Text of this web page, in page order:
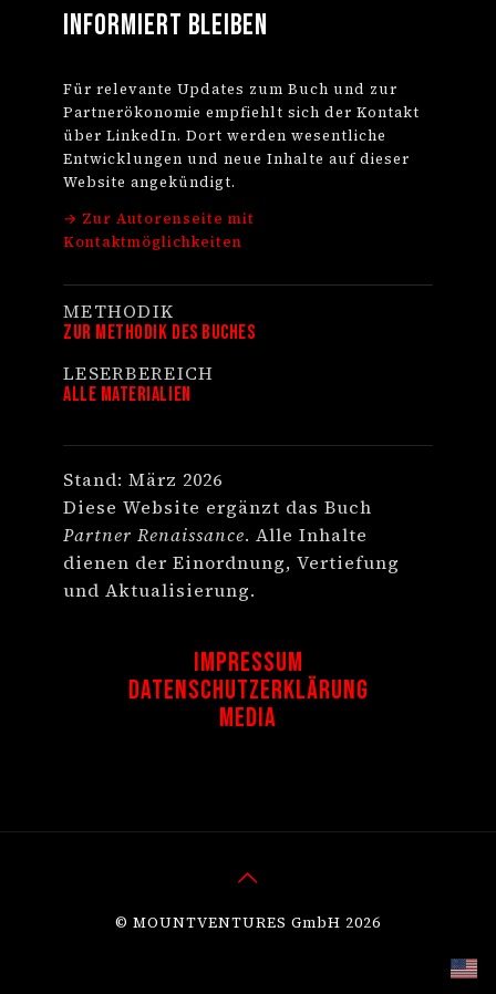
informiert bleiben
Für relevante Updates zum Buch und zur
Partnerökonomie empfiehlt sich der Kontakt
über LinkedIn. Dort werden wesentliche
Entwicklungen und neue Inhalte auf dieser
Website angekündigt.
→ Zur Autorenseite mit
Kontaktmöglichkeiten
METHODIK
Zur Methodik des Buches
LESERBEREICH
Alle Materialien
Stand: März 2026
Diese Website ergänzt das Buch
Partner Renaissance. Alle Inhalte
dienen der Einordnung, Vertiefung
und Aktualisierung.
Impressum
Datenschutzerklärung
Media
© MOUNTVENTURES GmbH 2026